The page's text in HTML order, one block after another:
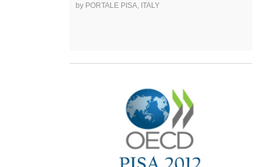
by PORTALE PISA, ITALY